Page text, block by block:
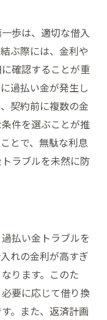
歩は、適切な借入
ぶ際には、金利や
確認することが重
過払い金が発生し
契約前に複数の金
件を選ぶことが推
とで、無駄な利息
ラブルを未然に防
払い金トラブルを
れの金利が高すぎ
ります。このた
要に応じて借り換
。また、返済計画